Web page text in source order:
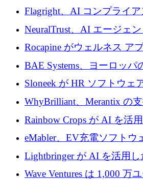
ズ スタートアップの
を調達
Flagright、AI コンプライ
ームを拡張するためにシリ
ドルを確保
NeuralTrust、AI エージェ
ラットフォームの拡張に
Rocapine がウェルネス ア
オを拡大するためにシリー
ルを調達
BAE Systems、ヨーロッパ
アップの規模拡大を支援す
ユーロの支援を開始
Sloneek が HR ソフトウェ
トに変えるために 600 万
WhyBrilliant、Merantix の
人マッチングを拡大するた
Rainbow Crops が AI を活
アリングを拡張するために
eMabler、EV充電ソフトウ
ユーロを確保
Lightbringer が AI を活用
拡大するために 1,000 万ド
Wave Ventures は 1,000 万